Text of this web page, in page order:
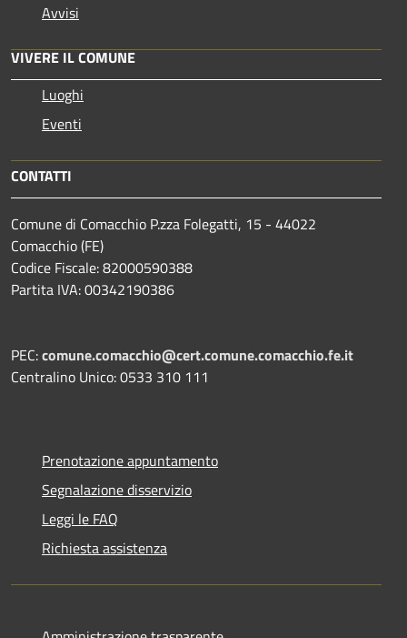
Avvisi
VIVERE IL COMUNE
Luoghi
Eventi
CONTATTI
Comune di Comacchio P.zza Folegatti, 15 - 44022
Comacchio (FE)
Codice Fiscale: 82000590388
Partita IVA: 00342190386
PEC:comune.comacchio@cert.comune.comacchio.fe.it
Centralino Unico: 0533 310 111
Prenotazione appuntamento
Segnalazione disservizio
Leggi le FAQ
Richiesta assistenza